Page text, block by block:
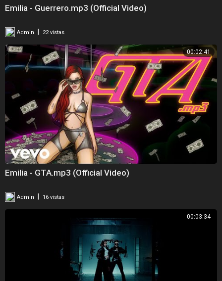
Emilia - Guerrero.mp3 (Official Video)
Admin 22 vistas
00:02:41
Emilia - GTA.mp3 (Official Video)
Admin | 16 vistas
00:03:34